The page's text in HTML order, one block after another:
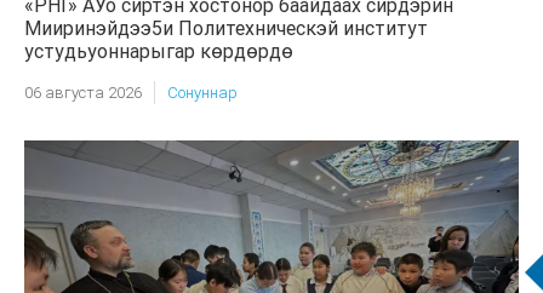
Мииринэйдээ5и Политехническэй институт
устудьуоннарыгар көрдөрдө
06 августа 2026 Сонуннар